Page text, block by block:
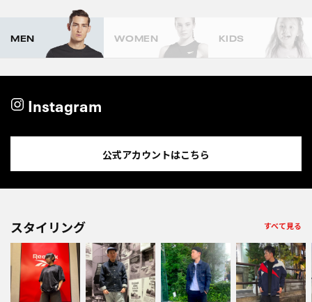
MEN WOMEN KIDS
Instagram
公式アカウントはこちら
スタイリング すべて見る